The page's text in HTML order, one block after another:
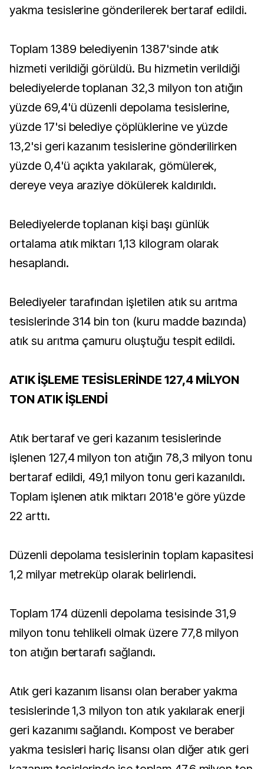
yakma tesislerine gönderilerek bertaraf edildi.
Toplam 1389 belediyenin 1387'sinde atık
hizmeti verildiği görüldü. Bu hizmetin verildiği
belediyelerde toplanan 32,3 milyon ton atığın
yüzde 69,4'ü düzenli depolama tesislerine,
yüzde 17'si belediye çöplüklerine ve yüzde
13,2'si geri kazanım tesislerine gönderilirken
yüzde 0,4'ü açıkta yakılarak, gömülerek,
dereye veya araziye dökülerek kaldırıldı.
Belediyelerde toplanan kişi başı günlük
ortalama atık miktarı 1,13 kilogram olarak
hesaplandı.
Belediyeler tarafından işletilen atık su arıtma
tesislerinde 314 bin ton (kuru madde bazında)
atık su arıtma çamuru oluştuğu tespit edildi.
ATIK İŞLEME TESİSLERİNDE 127,4 MİLYON
TON ATIK İŞLENDİ
Atık bertaraf ve geri kazanım tesislerinde
işlenen 127,4 milyon ton atığın 78,3 milyon tonu
bertaraf edildi, 49,1 milyon tonu geri kazanıldı.
Toplam işlenen atık miktarı 2018'e göre yüzde
22 arttı.
Düzenli depolama tesislerinin toplam kapasitesi
1,2 milyar metreküp olarak belirlendi.
Toplam 174 düzenli depolama tesisinde 31,9
milyon tonu tehlikeli olmak üzere 77,8 milyon
ton atığın bertarafı sağlandı.
Atık geri kazanım lisansı olan beraber yakma
tesislerinde 1,3 milyon ton atık yakılarak enerji
geri kazanımı sağlandı. Kompost ve beraber
yakma tesisleri hariç lisansı olan diğer atık geri